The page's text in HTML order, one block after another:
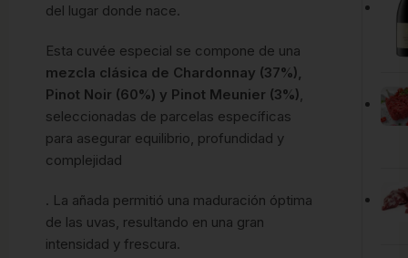
del lugar donde nace.
Esta cuvée especial se compone de una
mezcla clásica de Chardonnay (37%),
Pinot Noir (60%) y Pinot Meunier (3%),
seleccionadas de parcelas específicas
para asegurar equilibrio, profundidad y
complejidad
. La añada permitió una maduración óptima
de las uvas, resultando en una gran
intensidad y frescura.